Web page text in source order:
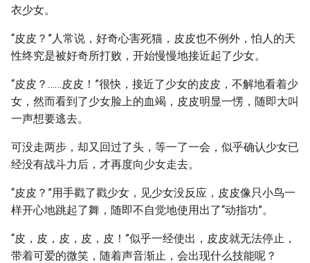
衣少女。
“皮皮？”人常说，好奇心害死猫，皮皮也不例外，怕人的天
性终究是被好奇所打败，开始慢慢地接近起了少女。
“皮皮？……皮皮！”很快，接近了少女的皮皮，不解地看着少
女，然而看到了少女脸上的血竭，皮皮明显一愣，随即大叫
一声想要逃去。
可没走两步，却又回过了头，等一了一会，似乎确认少女已
经没有战斗力后，才再度向少女走去。
“皮皮？”用手戳了戳少女，见少女没反应，皮皮像只小鸟一
样开心地跳起了舞，随即不自觉地使用出了“动指功”。
“皮，皮，皮，皮，皮！”似乎一经使出，皮皮就无法停止，
带着可爱的微笑，随着声音渐止，会出现什么技能呢？